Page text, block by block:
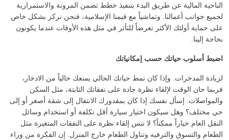
الناحية المالية عن طريق البدء بتنفيذ خطط تضمن المرونة والاستمرارية
لجميع جوانب أعمالنا. وتماشياً مع قيمنا الإسلامية، فنحن نركز بشكل خاص
على حماية أولئك الأكثر تعرضاً للتأثر في مثل هذه الأوقات عندما يكونون
بحاجة إلينا.
اضبط أسلوب حياتك حسب إمكانياتك
لزيادة المدخرات. وإذا كان نمط حياتك الحالي يمنعك حالياً من الادخار،
فربما حان الوقت لإلقاء نظرة جادة على نفقاتك الثابتة، مثل السكن
والمواصلات. إسأل نفسك إذا كان بمقدورك الانتقال إلى شقة أصغر أو إلى
حي مختلف؟ وهل سيكون اختيار سيارة أقل تكلفة أو استخدام وسائل
النقل العام خياراً ممكناً؟ لا تنس إلقاء نظرة على النفقات المتغيرة مثل
الطعام والتسوق والترفيه وتناول الطعام خارج المنزل. إن الفكرة من وراء